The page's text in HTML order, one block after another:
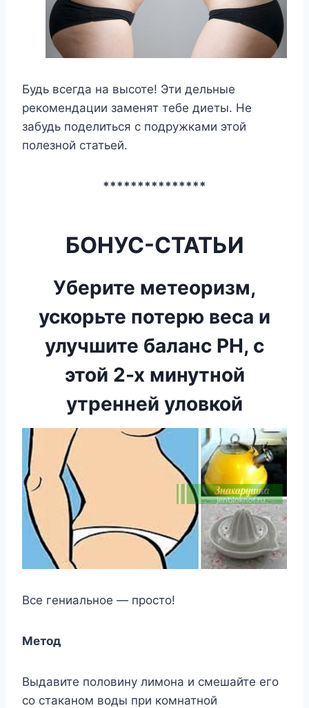
Будь всегда на высоте! Эти дельные
рекомендации заменят тебе диеты. Не
забудь поделиться с подружками этой
полезной статьей.
***************
БОНУС-СТАТЬИ
Уберите метеоризм,
ускорьте потерю веса и
улучшите баланс PH, с
этой 2-х минутной
утренней уловкой
Все гениальное — просто!
Метод
Выдавите половину лимона и смешайте его
со стаканом воды при комнатной